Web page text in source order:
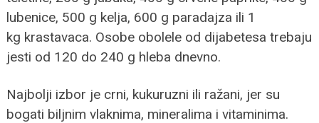
lubenice, 500 g kelja, 600 g paradajza ili 1
kg krastavaca. Osobe obolele od dijabetesa trebaju
jesti od 120 do 240 g hleba dnevno.
Najbolji izbor je crni, kukuruzni ili ražani, jer su
bogati biljnim vlaknima, mineralima i vitaminima.